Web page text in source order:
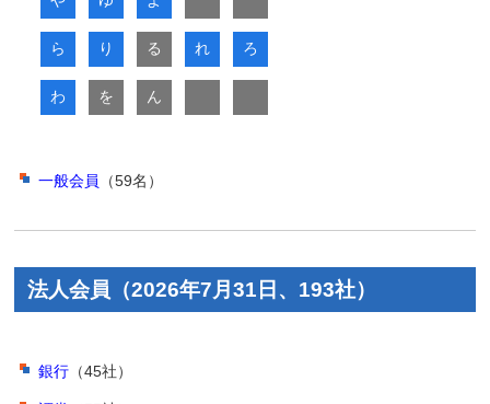
ら り る れ ろ
わ を ん
一般会員 （59名）
法人会員（2026年7月31日、193社）
銀行 （45社）